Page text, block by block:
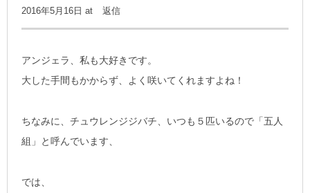
2016年5月16日 at
返信
アンジェラ、私も大好きです。
大した手間もかからず、よく咲いてくれますよね！
ちなみに、チュウレンジジバチ、いつも５匹いるので「五人
組」と呼んでいます、
では、